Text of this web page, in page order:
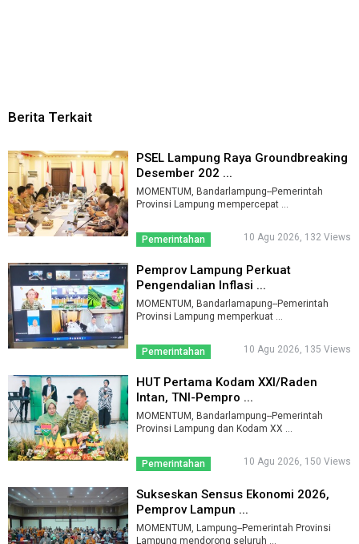
Berita Terkait
PSEL Lampung Raya Groundbreaking
Desember 202 ...
MOMENTUM, Bandarlampung--Pemerintah
Pemerintahan 10 Agu 2026, 132 Views
Pemprov Lampung Perkuat
Pengendalian Inflasi ...
MOMENTUM, Bandarlamapung--Pemerintah
Pemerintahan 10 Agu 2026, 135 Views
HUT Pertama Kodam XXI/Raden
Intan, TNI-Pempro ...
MOMENTUM, Bandarlampung--Pemerintah
Provinsi Lampung dan Kodam XX ...
Pemerintahan 10 Agu 2026, 150 Views
Sukseskan Sensus Ekonomi 2026,
Pemprov Lampun ...
MOMENTUM, Lampung--Pemerintah Provinsi